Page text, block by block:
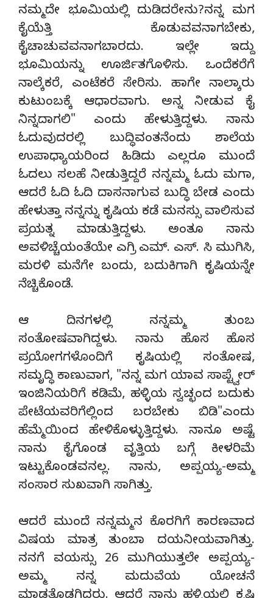
ನಮ್ಮದೇ ಭೂಮಿಯಲ್ಲಿ ದುಡಿದರೇನು?ನನ್ನ ಮಗ
ಕೈಯೆತ್ತಿ ಕೊಡುವವನಾಗಬೇಕು,
ಕೈಚಾಚುವವನಾಗಬಾರದು. ಇಲ್ಲೇ ಇದ್ದು
ಭೂಮಿಯನ್ನು ಊರ್ಜಿತಗೊಳಿಸು. ಒಂದೆಕರೆಗೆ
ನಾಲ್ಕೆಕರೆ, ಎಂಟೆಕರೆ ಸೇರಿಸು. ಹಾಗೇ ನಾಲ್ಕಾರು
ಕುಟುಂಬಕ್ಕೆ ಆಧಾರವಾಗು. ಅನ್ನ ನೀಡುವ ಕೈ
ನಿನ್ನದಾಗಲಿ" ಎಂದು ಹೇಳುತ್ತಿದ್ದಳು. ನಾನು
ಓದುವುದರಲ್ಲಿ ಬುದ್ಧಿವಂತನೆಂದು ಶಾಲೆಯ
ಉಪಾಧ್ಯಾಯರಿಂದ ಹಿಡಿದು ಎಲ್ಲರೂ ಮುಂದೆ
ಓದಲು ಸಲಹೆ ನೀಡುತ್ತಿದ್ದರೆ ನನ್ನಮ್ಮ ಓದು ಮಗಾ,
ಆದರೆ ಓದಿ ಓದಿ ದಾಸನಾಗುವ ಬುದ್ಧಿ ಬೇಡ ಎಂದು
ಹೇಳುತ್ತಾ ನನ್ನನ್ನು ಕೃಷಿಯ ಕಡೆ ಮನಸ್ಸು ವಾಲಿಸುವ
ಪ್ರಯತ್ನ ಮಾಡುತ್ತಿದ್ದಳು. ಅಂತೂ ನಾನು
ಅವಳಿಚ್ಚೆಯಂತೆಯೇ ಎಗ್ರಿ ಎಮ್. ಎಸ್. ಸಿ ಮುಗಿಸಿ,
ಮರಳಿ ಮನೆಗೇ ಬಂದು, ಬದುಕಿಗಾಗಿ ಕೃಷಿಯನ್ನೇ
ನೆಚ್ಚಿಕೊಂಡೆ.
ಆ ದಿನಗಳಲ್ಲಿ ನನ್ನಮ್ಮ ತುಂಬ
ಸಂತೋಷವಾಗಿದ್ದಳು. ನಾನು ಹೊಸ ಹೊಸ
ಪ್ರಯೋಗಗಳೊಂದಿಗೆ ಕೃಷಿಯಲ್ಲಿ ಸಂತೋಷ,
ಸಮೃದ್ಧಿ ಕಾಣುವಾಗ, "ನನ್ನ ಮಗ ಯಾವ ಸಾಪ್ಟ್ವೇರ್
ಇಂಜಿನಿಯರಿಗೆ ಕಡಿಮೆ, ಹಳ್ಳಿಯ ಸ್ವಚ್ಛಂದ ಬದುಕು
ಪೇಟೆಯವರಿಗೆಲ್ಲಿಂದ ಬರಬೇಕು ಬಿಡಿ"ಎಂದು
ಹೆಮ್ಮೆಯಿಂದ ಹೇಳಿಕೊಳ್ಳುತ್ತಿದ್ದಳು. ನಾನೂ ಅಷ್ಟೆ
ನಾನು ಕೈಗೊಂಡ ವೃತ್ತಿಯ ಬಗ್ಗೆ ಕೀಳರಿಮೆ
ಇಟ್ಟುಕೊಂಡವನಲ್ಲ. ನಾನು, ಅಪ್ಪಯ್ಯ-ಅಮ್ಮ
ಸಂಸಾರ ಸುಖವಾಗಿ ಸಾಗಿತ್ತು.
ಆದರೆ ಮುಂದೆ ನನ್ನಮ್ಮನ ಕೊರಗಿಗೆ ಕಾರಣವಾದ
ವಿಷಯ ಮಾತ್ರ ತುಂಬಾ ದಯನೀಯವಾಗಿತ್ತು.
ನನಗೆ ವಯಸ್ಸು 26 ಮುಗಿಯುತ್ತಲೇ ಅಪ್ಪಯ್ಯ-
ಅಮ್ಮ ನನ್ನ ಮದುವೆಯ ಯೋಚನೆ